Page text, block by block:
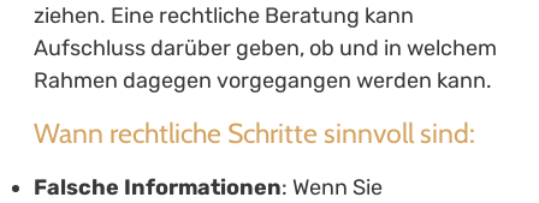
ziehen. Eine rechtliche Beratung kann
Aufschluss darüber geben, ob und in welchem
Rahmen dagegen vorgegangen werden kann.
Wann rechtliche Schritte sinnvoll sind:
Falsche Informationen: Wenn Sie